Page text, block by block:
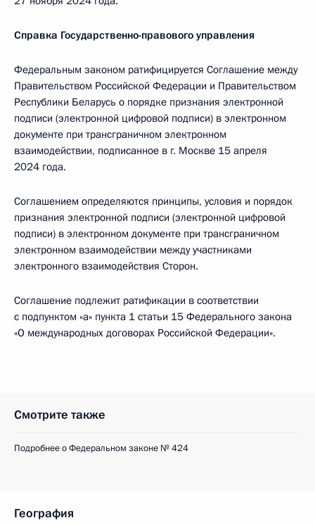
Справка Государственно-правового управления
Федеральным законом ратифицируется Соглашение между
Правительством Российской Федерации и Правительством
Республики Беларусь о порядке признания электронной
подписи (электронной цифровой подписи) в электронном
документе при трансграничном электронном
взаимодействии, подписанное в г. Москве 15 апреля
2024 года.
Соглашением определяются принципы, условия и порядок
признания электронной подписи (электронной цифровой
подписи) в электронном документе при трансграничном
электронном взаимодействии между участниками
электронного взаимодействия Сторон.
Соглашение подлежит ратификации в соответствии
с подпунктом «а» пункта 1 статьи 15 Федерального закона
«О международных договорах Российской Федерации».
Смотрите также
Подробнее о Федеральном законе № 424
География